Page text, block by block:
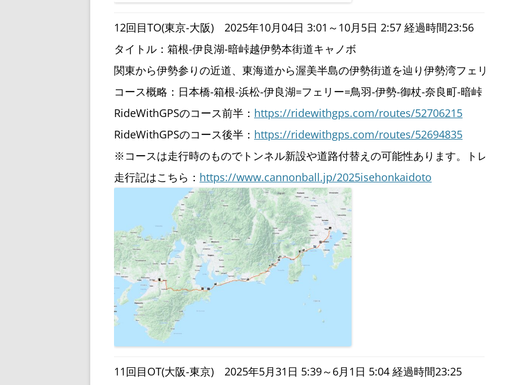
12回目TO(東京-大阪) 2025年10月04日 3:01～10月5日 2:57 経過時間23:56
タイトル：箱根-伊良湖-暗峠越伊勢本街道キャノボ
関東から伊勢参りの近道、東海道から渥美半島の伊勢街道を辿り伊勢湾フェリーで
コース概略：日本橋-箱根-浜松-伊良湖=フェリー=鳥羽-伊勢-御杖-奈良町-暗峠
RideWithGPSのコース前半： https://ridewithgps.com/routes/52706215
RideWithGPSのコース後半： https://ridewithgps.com/routes/52694835
※コースは走行時のものでトンネル新設や道路付替えの可能性あります。トレースされ
走行記はこちら： https://www.cannonball.jp/2025isehonkaidoto
11回目OT(大阪-東京) 2025年5月31日 5:39～6月1日 5:04 経過時間23:25